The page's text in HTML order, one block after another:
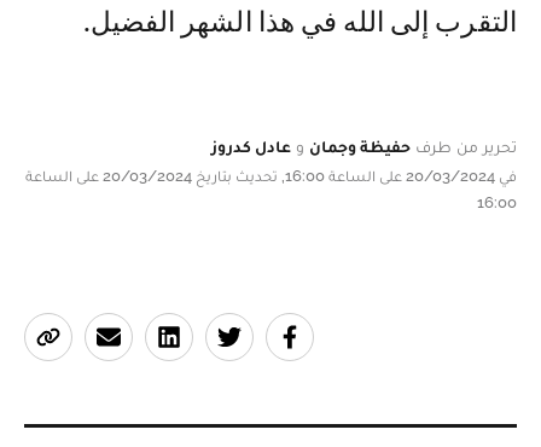
التقرب إلى الله في هذا الشهر الفضيل.
تحرير من طرف حفيظة وجمان و عادل كدروز
في 20/03/2024 على الساعة 16:00, تحديث بتاريخ 20/03/2024 على الساعة
16:00